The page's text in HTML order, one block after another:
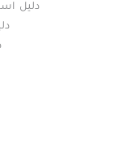
دليل